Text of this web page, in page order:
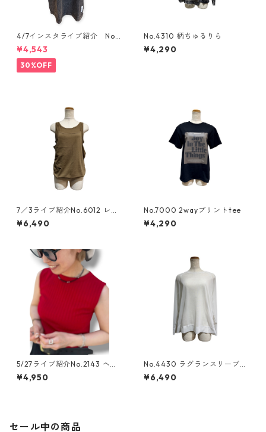
4/7インスタライブ紹介 No.
ANTWARP オーバーダイtee
¥4,543
30%OFF
No.4310 柄ちゅるりら
¥4,290
7／3ライブ紹介No.6012 レイ
ヤードキャミタンクトップ
¥6,490
No.7000 2wayプリントtee
¥4,290
5/27ライブ紹介No.2143 ヘル
シーリブtank top
¥4,950
No.4430 ラグランスリーブち
ゅるりら
¥6,490
セール中の商品